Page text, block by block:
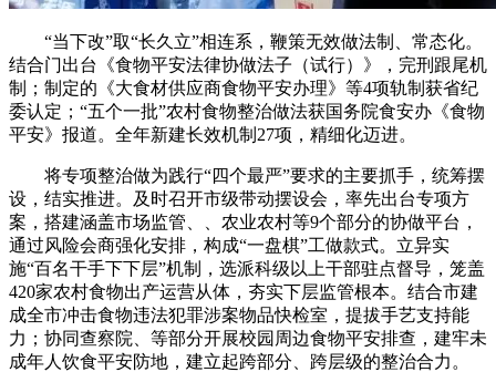
“当下改”取“长久立”相连系，鞭策无效做法制、常态化。
结合门出台《食物平安法律协做法子（试行）》，完刑跟尾机
制；制定的《大食材供应商食物平安办理》等4项轨制获省纪
委认定；“五个一批”农村食物整治做法获国务院食安办《食物
平安》报道。全年新建长效机制27项，精细化迈进。
将专项整治做为践行“四个最严”要求的主要抓手，统筹摆
设，结实推进。及时召开市级带动摆设会，率先出台专项方
案，搭建涵盖市场监管、、农业农村等9个部分的协做平台，
通过风险会商强化安排，构成“一盘棋”工做款式。立异实
施“百名干手下下层”机制，选派科级以上干部驻点督导，笼盖
420家农村食物出产运营从体，夯实下层监管根本。结合市建
成全市冲击食物违法犯罪涉案物品快检室，提拔手艺支持能
力；协同查察院、等部分开展校园周边食物平安排查，建牢未
成年人饮食平安防地，建立起跨部分、跨层级的整治合力。